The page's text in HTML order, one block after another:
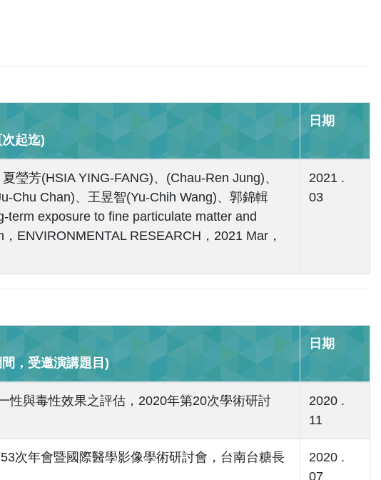
起迄)
日期
瑩芳(HSIA YING-FANG)、(Chau-Ren Jung)、
Chu Chan)、王昱智(Yu-Chih Wang)、郭錦輯
exposure to fine particulate matter and
ENVIRONMENTAL RESEARCH，2021 Mar，
2021 .
03
，受邀演講題目)
日期
性與毒性效果之評估，2020年第20次學術研討
2020 .
11
次年會暨國際醫學影像學術研討會，台南台糖長
2020 .
07